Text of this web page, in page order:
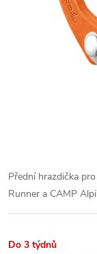
Přední hrazdička
Runner a CAMP
Do 3 týdnů